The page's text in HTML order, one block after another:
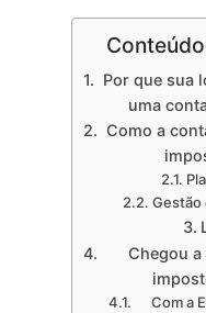
Por que sua
uma
Como a
Gestão
Chegou
Com a